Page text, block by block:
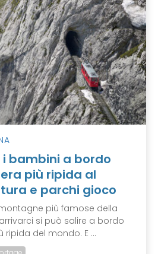
i bambini a bordo
più ripida al
e parchi gioco
più famose della
si può salire a bordo
del mondo. E ...